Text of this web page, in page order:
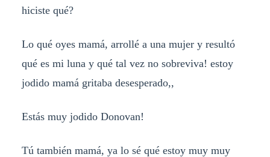
hiciste qué?
Lo qué oyes mamá, arrollé a una mujer y resultó
qué es mi luna y qué tal vez no sobreviva! estoy
jodido mamá gritaba desesperado,,
Estás muy jodido Donovan!
Tú también mamá, ya lo sé qué estoy muy muy